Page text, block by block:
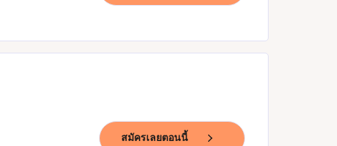
สมัครเลยตอนนี้